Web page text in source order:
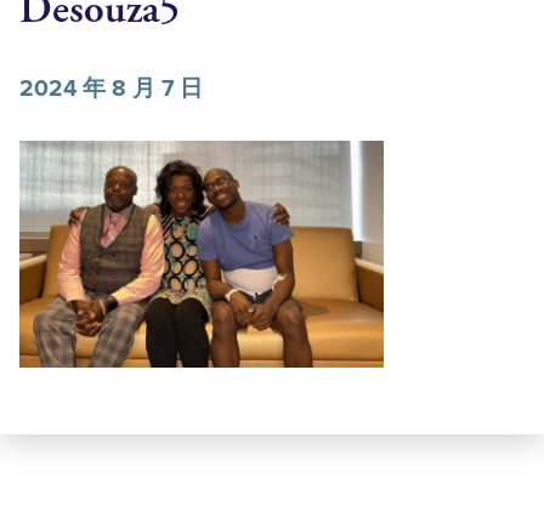
Desouza5
2024 年 8 月 7 日